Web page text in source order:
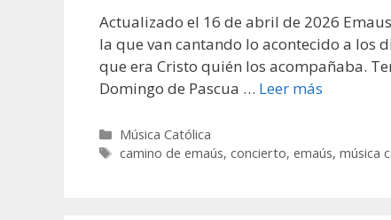
Actualizado el 16 de abril de 2026
la que van cantando lo acontecido a los
que era Cristo quién los acompañaba.
Domingo de Pascua … Leer más
Categorías
Música Católica
Etiquetas
camino de emaús,concierto,emaús,música